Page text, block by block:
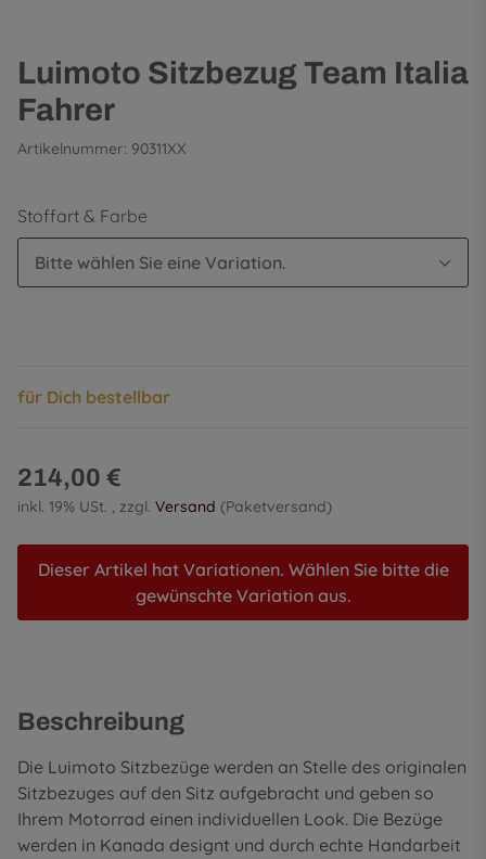
Luimoto Sitzbezug Team Italia
Fahrer
Artikelnummer: 90311XX
Stoffart & Farbe
Bitte wählen Sie eine Variation.
für Dich bestellbar
214,00 €
inkl. 19% USt. , zzgl. Versand (Paketversand)
Dieser Artikel hat Variationen. Wählen Sie bitte die
gewünschte Variation aus.
Beschreibung
Die Luimoto Sitzbezüge werden an Stelle des originalen
Sitzbezuges auf den Sitz aufgebracht und geben so
Ihrem Motorrad einen individuellen Look. Die Bezüge
werden in Kanada designt und durch echte Handarbeit